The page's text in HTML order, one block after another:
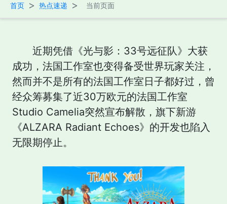
首页 > 热点速递 > 当前页面
近期凭借《光与影：33号远征队》大获
成功，法国工作室也变得备受世界玩家关注，
然而并不是所有的法国工作室日子都好过，曾
经众筹募集了近30万欧元的法国工作室
Studio Camelia突然宣布解散，旗下新游
《ALZARA Radiant Echoes》的开发也陷入
无限期停止。